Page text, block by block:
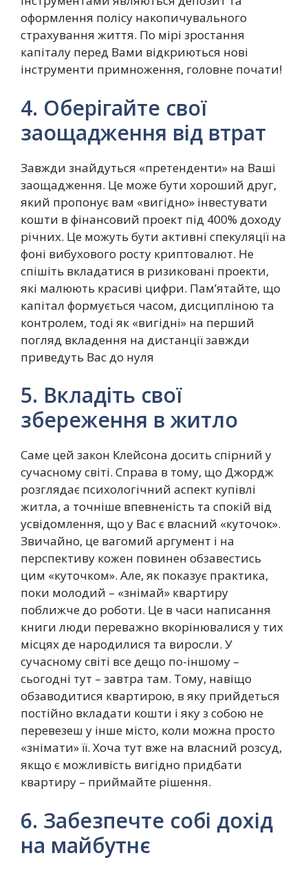
оформлення полісу накопичувального
страхування життя. По мірі зростання
капіталу перед Вами відкриються нові
інструменти примноження, головне почати!
4. Оберігайте свої
заощадження від втрат
Завжди знайдуться «претенденти» на Ваші
заощадження. Це може бути хороший друг,
який пропонує вам «вигідно» інвестувати
кошти в фінансовий проект під 400% доходу
річних. Це можуть бути активні спекуляції на
фоні вибухового росту криптовалют. Не
спішіть вкладатися в ризиковані проекти,
які малюють красиві цифри. Пам’ятайте, що
капітал формується часом, дисципліною та
контролем, тоді як «вигідні» на перший
погляд вкладення на дистанції завжди
приведуть Вас до нуля
5. Вкладіть свої
збереження в житло
Саме цей закон Клейсона досить спірний у
сучасному світі. Справа в тому, що Джордж
розглядає психологічний аспект купівлі
житла, а точніше впевненість та спокій від
усвідомлення, що у Вас є власний «куточок».
Звичайно, це вагомий аргумент і на
перспективу кожен повинен обзавестись
цим «куточком». Але, як показує практика,
поки молодий – «знімай» квартиру
поближче до роботи. Це в часи написання
книги люди переважно вкорінювалися у тих
місцях де народилися та виросли. У
сучасному світі все дещо по-іншому –
сьогодні тут – завтра там. Тому, навіщо
обзаводитися квартирою, в яку прийдеться
постійно вкладати кошти і яку з собою не
перевезеш у інше місто, коли можна просто
«знімати» її. Хоча тут вже на власний розсуд,
якщо є можливість вигідно придбати
квартиру – приймайте рішення.
6. Забезпечте собі дохід
на майбутнє